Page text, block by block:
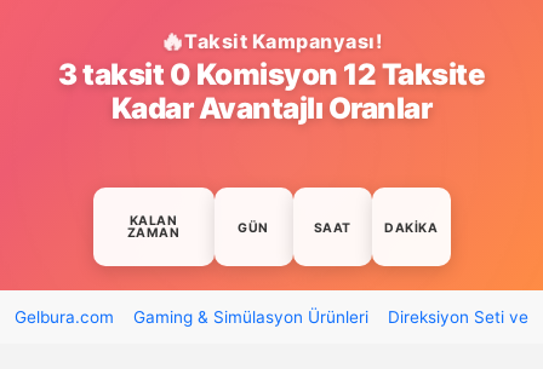
Taksit Kampanyası!
3 taksit 0 Komisyon 12 Taksite
Kadar Avantajlı Oranlar
KALAN
ZAMAN GÜN SAAT DAKIKA
Gelbura.com Gaming & Simülasyon Ürünleri Direksiyon Seti ve